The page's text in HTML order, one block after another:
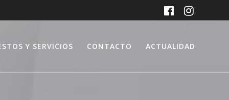
Y SERVICIOS CONTACTO ACTUALIDAD